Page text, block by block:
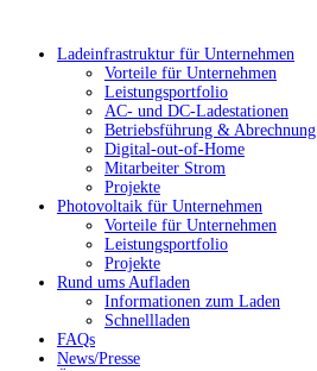
Ladeinfrastruktur für Unternehmen
Vorteile für Unternehmen
Leistungsportfolio
AC- und DC-Ladestationen
Betriebsführung & Abrechnung
Digital-out-of-Home
Mitarbeiter Strom
Projekte
Photovoltaik für Unternehmen
Vorteile für Unternehmen
Leistungsportfolio
Projekte
Rund ums Aufladen
Informationen zum Laden
Schnellladen
FAQs
News/Presse